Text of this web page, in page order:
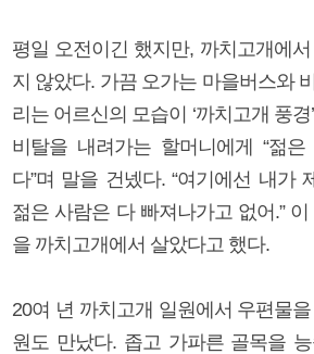
평일 오전이긴 했지만, 까치고개에
지 않았다. 가끔 오가는 마을버스와
리는 어르신의 모습이 ‘까치고개 풍
비탈을 내려가는 할머니에게 “젊
다”며 말을 건넸다. “여기에선 내가
젊은 사람은 다 빠져나가고 없어.”
을 까치고개에서 살았다고 했다.
20여 년 까치고개 일원에서 우편물
원도 만났다. 좁고 가파른 골목을